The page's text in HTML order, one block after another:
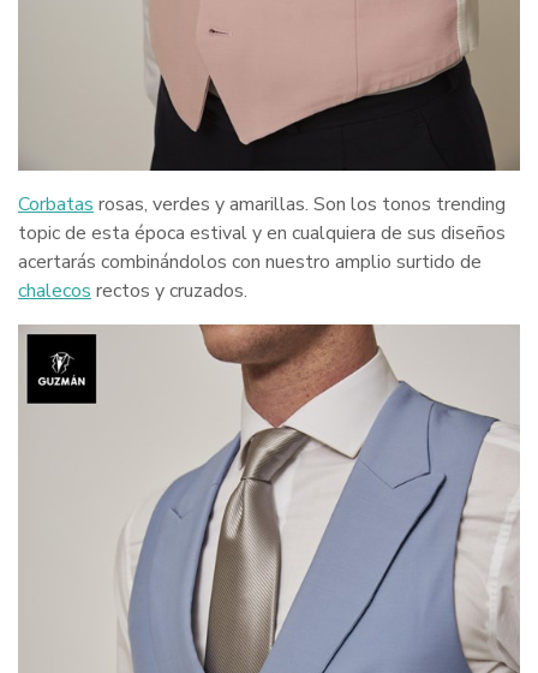
Corbatas rosas, verdes y amarillas. Son los tonos trending
topic de esta época estival y en cualquiera de sus diseños
acertarás combinándolos con nuestro amplio surtido de
chalecos rectos y cruzados.